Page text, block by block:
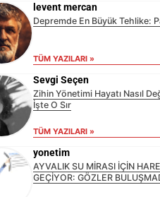
levent mercan
Depremde En Büyük Tehlike:
TÜM YAZILARI »
Sevgi Seçen
Zihin Yönetimi Hayatı Nasıl
İşte O Sır
TÜM YAZILARI »
yonetim
AYVALIK SU MİRASI İÇİN
GEÇİYOR: GÖZLER
EİB’DE KRİTİK
DEĞİŞECEK?